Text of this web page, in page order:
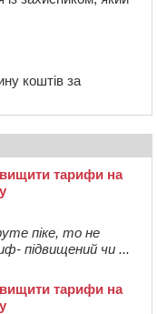
коштів за
тарифи на
піке, то не
підвищений чи ...
тарифи на